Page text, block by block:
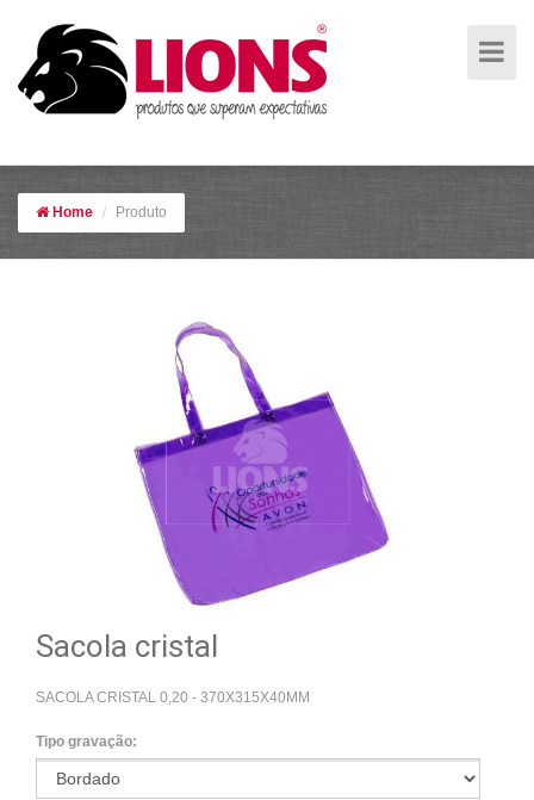
Home Produto
Sacola cristal
SACOLA CRISTAL 0,20 - 370X315X40MM
Tipo gravação: